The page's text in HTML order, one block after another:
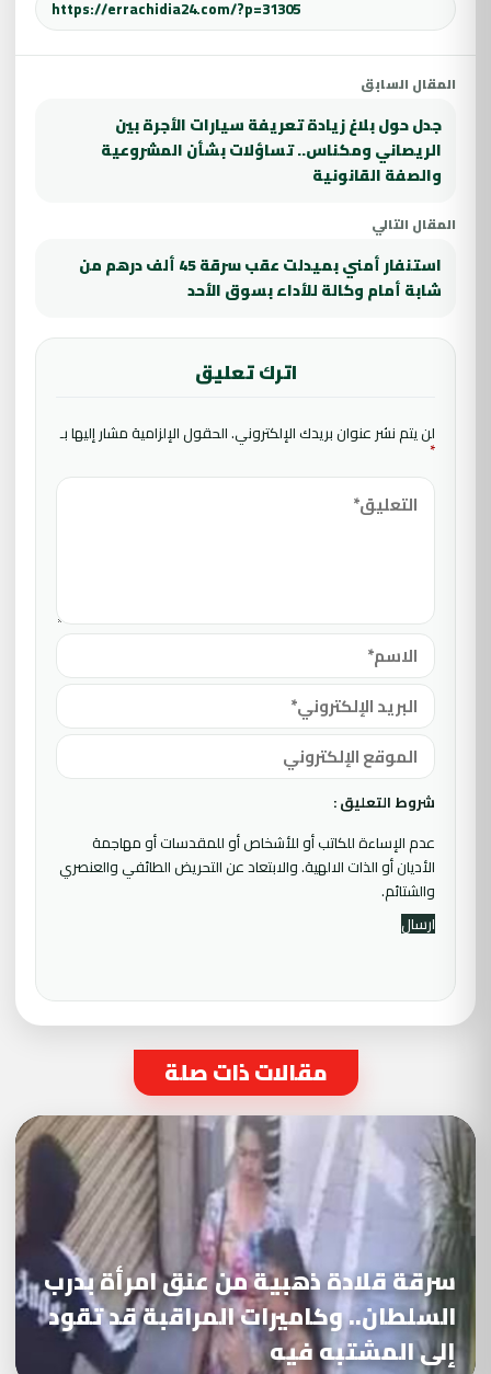
المقال السابق
جدل حول بلاغ زيادة تعريفة سيارات الأجرة بين
الريصاني ومكناس.. تساؤلات بشأن المشروعية
والصفة القانونية
المقال التالي
استنفار أمني بميدلت عقب سرقة 45 ألف درهم من
شابة أمام وكالة للأداء بسوق الأحد
اترك تعليق
لن يتم نشر عنوان بريدك الإلكتروني.الحقول الإلزامية مشار إليها بـ
*
شروط التعليق :
عدم الإساءة للكاتب أو للأشخاص أو للمقدسات أو مهاجمة
الأديان أو الذات الالهية. والابتعاد عن التحريض الطائفي والعنصري
والشتائم.
مقالات ذات صلة
سرقة قلادة ذهبية من عنق امرأة بدرب
السلطان.. وكاميرات المراقبة قد تقود
إلى المشتبه فيه